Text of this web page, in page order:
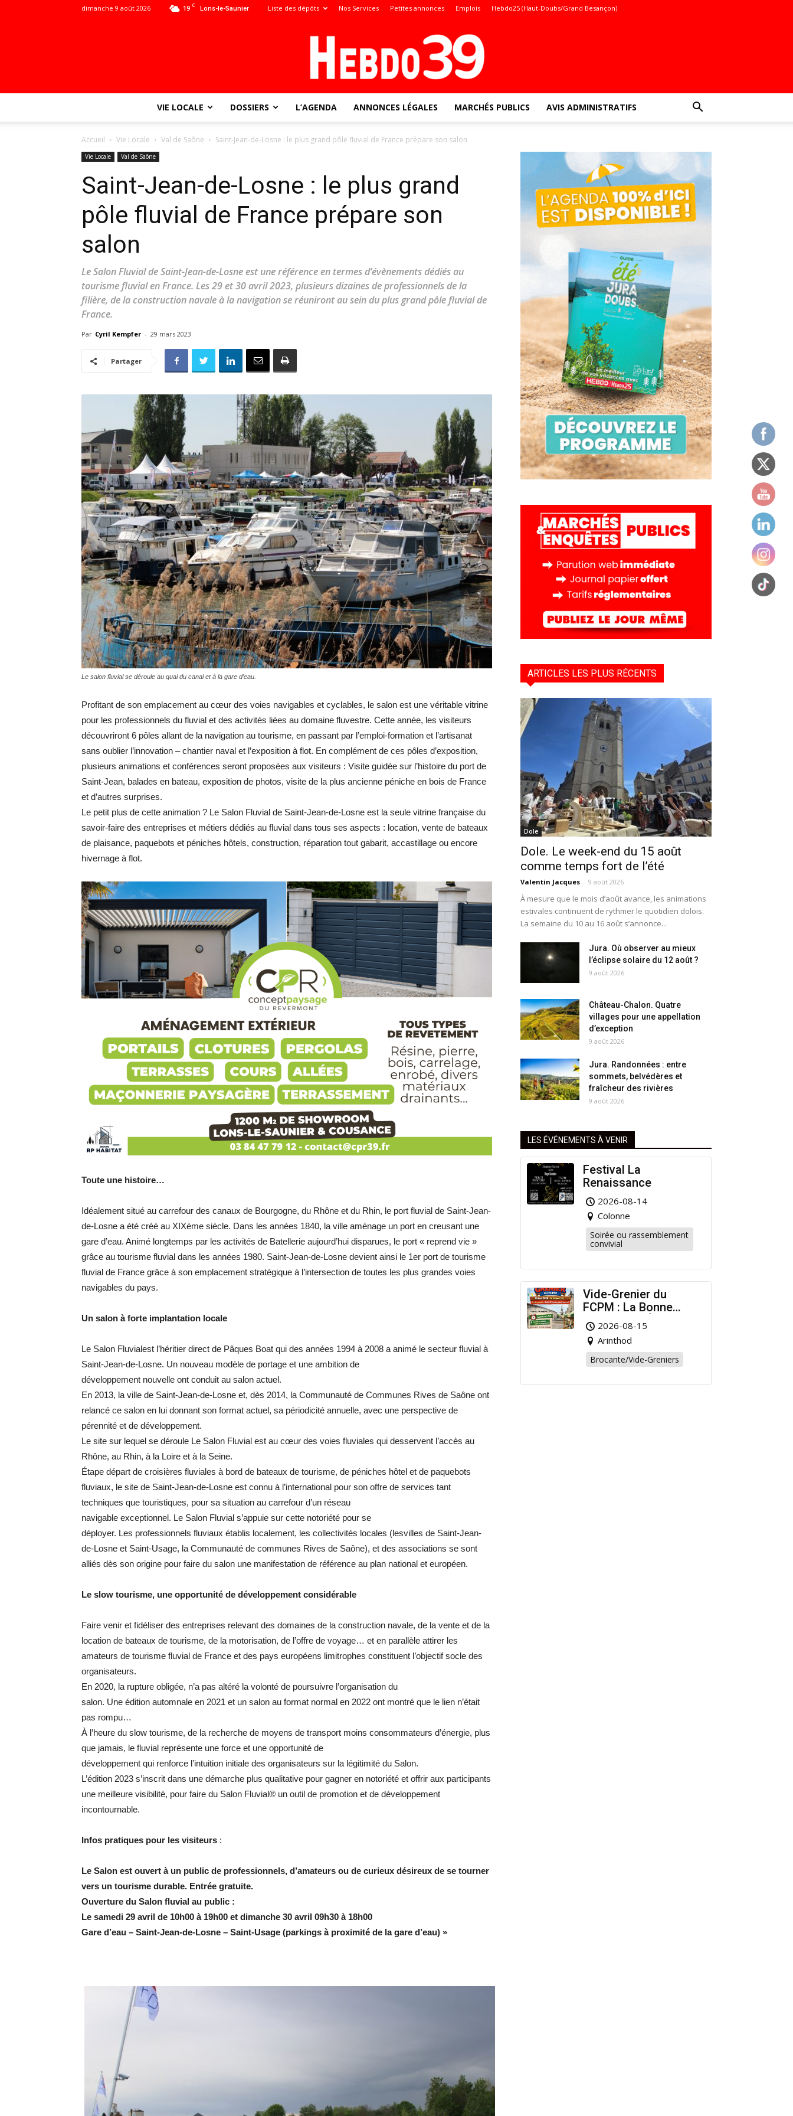
19 C Lons-le-Saunier
dimanche 9 août 2026 Liste des dépôts Nos Services Petites annonces Emplois Hebdo25 (Haut-Doubs/Grand Besançon)
toute
–
Hebdo39
VIE LOCALE DOSSIERS L’AGENDA ANNONCES LÉGALES MARCHÉS PUBLICS AVIS ADMINISTRATIFS
Accueil Vie Locale Val de Saône Saint-Jean-de-Losne : le plus grand pôle fluvial de France prépare son salon
Vie Locale Val de Saône
Saint-Jean-de-Losne : le plus grand
pôle fluvial de France prépare son
salon
Le Salon Fluvial de Saint-Jean-de-Losne est une référence en termes d’évènements dédiés au
tourisme fluvial en France. Les 29 et 30 avril 2023, plusieurs dizaines de professionnels de la
filière, de la construction navale à la navigation se réuniront au sein du plus grand pôle fluvial de
France.
Par Cyril Kempfer - 29 mars 2023
Partager
Le salon fluvial se déroule au quai du canal et à la gare d’eau.
Profitant de son emplacement au cœur des voies navigables et cyclables, le salon est une véritable vitrine
pour les professionnels du fluvial et des activités liées au domaine fluvestre. Cette année, les visiteurs
découvriront 6 pôles allant de la navigation au tourisme, en passant par l’emploi-formation et l’artisanat
sans oublier l’innovation – chantier naval et l’exposition à flot. En complément de ces pôles d’exposition,
plusieurs animations et conférences seront proposées aux visiteurs : Visite guidée sur l’histoire du port de
Saint-Jean, balades en bateau, exposition de photos, visite de la plus ancienne péniche en bois de France
et d’autres surprises.
Le petit plus de cette animation ? Le Salon Fluvial de Saint-Jean-de-Losne est la seule vitrine française du
savoir-faire des entreprises et métiers dédiés au fluvial dans tous ses aspects : location, vente de bateaux
de plaisance, paquebots et péniches hôtels, construction, réparation tout gabarit, accastillage ou encore
hivernage à flot.
Toute une histoire…
Idéalement situé au carrefour des canaux de Bourgogne, du Rhône et du Rhin, le port fluvial de Saint-Jean-
de-Losne a été créé au XIXème siècle. Dans les années 1840, la ville aménage un port en creusant une
gare d’eau. Animé longtemps par les activités de Batellerie aujourd’hui disparues, le port « reprend vie »
grâce au tourisme fluvial dans les années 1980. Saint-Jean-de-Losne devient ainsi le 1er port de tourisme
fluvial de France grâce à son emplacement stratégique à l’intersection de toutes les plus grandes voies
navigables du pays.
Un salon à forte implantation locale
Le Salon Fluvialest l’héritier direct de Pâques Boat qui des années 1994 à 2008 a animé le secteur fluvial à
Saint-Jean-de-Losne. Un nouveau modèle de portage et une ambition de
développement nouvelle ont conduit au salon actuel.
En 2013, la ville de Saint-Jean-de-Losne et, dès 2014, la Communauté de Communes Rives de Saône ont
relancé ce salon en lui donnant son format actuel, sa périodicité annuelle, avec une perspective de
pérennité et de développement.
Le site sur lequel se déroule Le Salon Fluvial est au cœur des voies fluviales qui desservent l’accès au
Rhône, au Rhin, à la Loire et à la Seine.
Étape départ de croisières fluviales à bord de bateaux de tourisme, de péniches hôtel et de paquebots
fluviaux, le site de Saint-Jean-de-Losne est connu à l’international pour son offre de services tant
techniques que touristiques, pour sa situation au carrefour d’un réseau
navigable exceptionnel. Le Salon Fluvial s’appuie sur cette notoriété pour se
déployer. Les professionnels fluviaux établis localement, les collectivités locales (lesvilles de Saint-Jean-
de-Losne et Saint-Usage, la Communauté de communes Rives de Saône), et des associations se sont
alliés dès son origine pour faire du salon une manifestation de référence au plan national et européen.
Le slow tourisme, une opportunité de développement considérable
Faire venir et fidéliser des entreprises relevant des domaines de la construction navale, de la vente et de la
location de bateaux de tourisme, de la motorisation, de l’offre de voyage… et en parallèle attirer les
amateurs de tourisme fluvial de France et des pays européens limitrophes constituent l’objectif socle des
organisateurs.
En 2020, la rupture obligée, n’a pas altéré la volonté de poursuivre l’organisation du
salon. Une édition automnale en 2021 et un salon au format normal en 2022 ont montré que le lien n’était
pas rompu…
À l’heure du slow tourisme, de la recherche de moyens de transport moins consommateurs d’énergie, plus
que jamais, le fluvial représente une force et une opportunité de
développement qui renforce l’intuition initiale des organisateurs sur la légitimité du Salon.
L’édition 2023 s’inscrit dans une démarche plus qualitative pour gagner en notoriété et offrir aux participants
une meilleure visibilité, pour faire du Salon Fluvial® un outil de promotion et de développement
incontournable.
Infos pratiques pour les visiteurs :
Le Salon est ouvert à un public de professionnels, d’amateurs ou de curieux désireux de se tourner
vers un tourisme durable. Entrée gratuite.
Ouverture du Salon fluvial au public :
Le samedi 29 avril de 10h00 à 19h00 et dimanche 30 avril 09h30 à 18h00
Gare d’eau – Saint-Jean-de-Losne – Saint-Usage (parkings à proximité de la gare d’eau) »
ARTICLES LES PLUS RÉCENTS
Dole
Dole. Le week-end du 15 août
comme temps fort de l’été
Valentin Jacques - 9 août 2026
À mesure que le mois d’août avance, les animations
estivales continuent de rythmer le quotidien dolois.
La semaine du 10 au 16 août s’annonce...
Jura. Où observer au mieux
l’éclipse solaire du 12 août ?
9 août 2026
Château-Chalon. Quatre
villages pour une appellation
d’exception
9 août 2026
Jura. Randonnées : entre
sommets, belvédères et
fraîcheur des rivières
9 août 2026
LES ÉVÉNEMENTS À VENIR
Festival La
Renaissance
2026-08-14
Colonne
Soirée ou rassemblement
convivial
Vide-Grenier du
FCPM : La Bonne
Affaire de l’Été à
Arinthod !
2026-08-15
Arinthod
Brocante/Vide-Greniers